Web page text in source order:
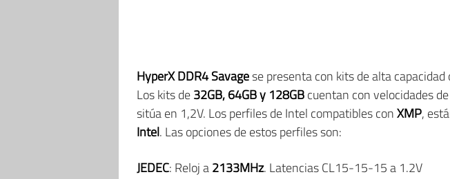
HyperX DDR4 Savagese presenta con kits de alta
Los kits de32GB, 64GB y 128GBcuentan con velocidades
sitúa en 1,2V. Los perfiles de Intel compatibles conXMP,
Intel. Las opciones de estos perfiles son:
JEDEC: Reloj a2133MHz. Latencias CL15-15-15 a 1.2V